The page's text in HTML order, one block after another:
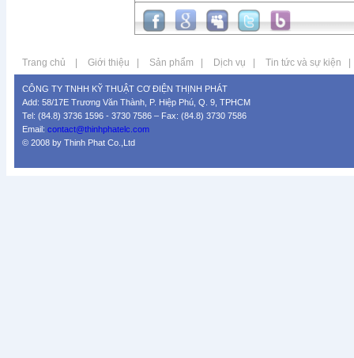
Trang chủ Giới thiệu Sản phẩm Dịch vụ Tin tức và sự kiện
CÔNG TY TNHH KỸ THUẬT CƠ ĐIỆN THỊNH PHÁT
Add: 58/17E Trương Văn Thành, P. Hiệp Phú, Q. 9, TPHCM
Tel: (84.8) 3736 1596 - 3730 7586 – Fax: (84.8) 3730 7586
Email: contact@thinhphatelc.com
© 2008 by Thinh Phat Co.,Ltd